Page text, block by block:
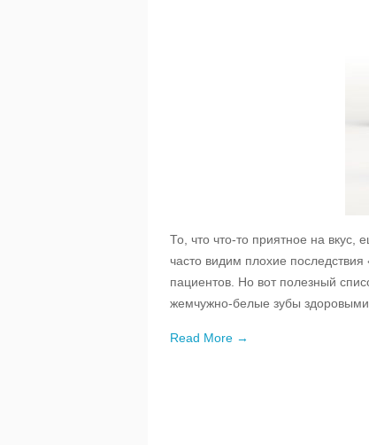
То, что что-то приятное на вкус,
часто видим плохие
пациентов. Но вот полезный
жемчужно-белые зубы
Read More →